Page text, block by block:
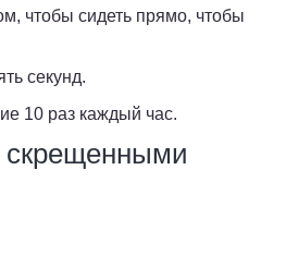
чтобы сидеть прямо, чтобы
секунд.
10 раз каждый час.
скрещенными